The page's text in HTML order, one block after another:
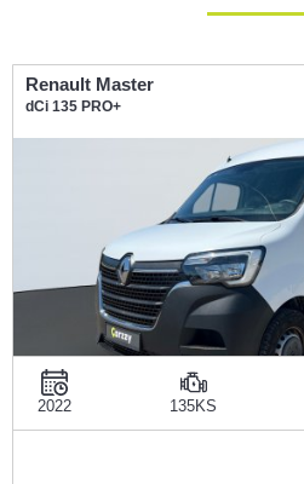
Renault Master
dCi 135 PRO+
2022 135KS